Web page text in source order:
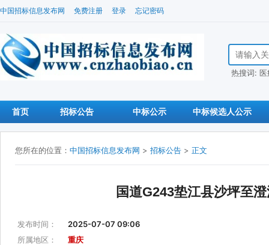
中国招标信息发布网 免费注册 登录 忘记密码
搜索招标信
热搜词:
首页 招标公告 中标公示 中标候选人公示
您所在的位置： 中国招标信息发布网 > 招标公告 > 正文
国道G243垫江县沙坪至
发布时间：
2025-07-07 09:06
所属地区：
重庆